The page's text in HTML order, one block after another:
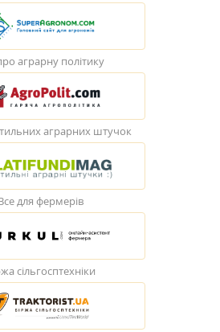
аграрну політику
аграрних штучок
для фермерів
сільгосптехніки